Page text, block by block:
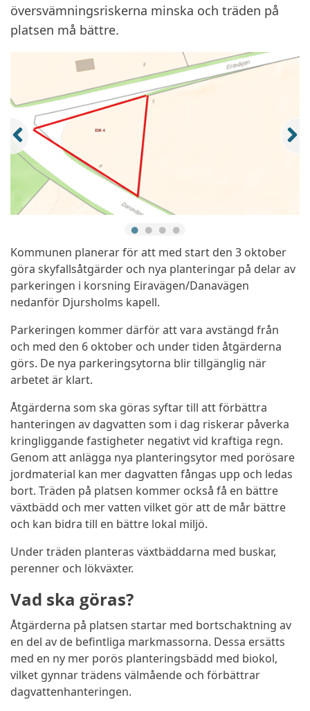
översvämningsriskerna minska och träden på
platsen må bättre.
Kommunen planerar för att med start den 3 oktober
göra skyfallsåtgärder och nya planteringar på delar av
parkeringen i korsning Eiravägen/Danavägen
nedanför Djursholms kapell.
Parkeringen kommer därför att vara avstängd från
och med den 6 oktober och under tiden åtgärderna
görs. De nya parkeringsytorna blir tillgänglig när
arbetet är klart.
Åtgärderna som ska göras syftar till att förbättra
hanteringen av dagvatten som i dag riskerar påverka
kringliggande fastigheter negativt vid kraftiga regn.
Genom att anlägga nya planteringsytor med porösare
jordmaterial kan mer dagvatten fångas upp och ledas
bort. Träden på platsen kommer också få en bättre
växtbädd och mer vatten vilket gör att de mår bättre
och kan bidra till en bättre lokal miljö.
Under träden planteras växtbäddarna med buskar,
perenner och lökväxter.
Vad ska göras?
Åtgärderna på platsen startar med bortschaktning av
en del av de befintliga markmassorna. Dessa ersätts
med en ny mer porös planteringsbädd med biokol,
vilket gynnar trädens välmående och förbättrar
dagvattenhanteringen.